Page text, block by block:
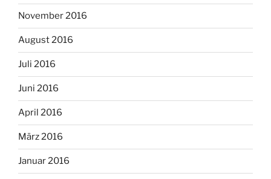
November 2016
August 2016
Juli 2016
Juni 2016
April 2016
März 2016
Januar 2016